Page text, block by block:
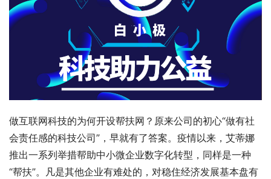
做互联网科技的为何开设帮扶网？原来公司的初心“做有社
会责任感的科技公司”，早就有了答案。疫情以来，艾蒂娜
推出一系列举措帮助中小微企业数字化转型，同样是一种
“帮扶”。凡是其他企业有难处的，对稳住经济发展基本盘有